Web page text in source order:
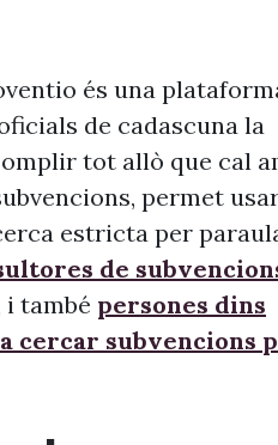
és una
de cadascuna la
tot allò que cal
permet
estricta per
de
i també persones dins
cercar subvencions